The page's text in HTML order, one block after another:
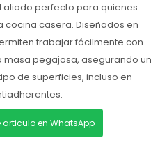
aliado perfecto para quienes
cocina casera. Diseñados en
trabajar fácilmente con
pegajosa, asegurando un
de superficies, incluso en
en WhatsApp